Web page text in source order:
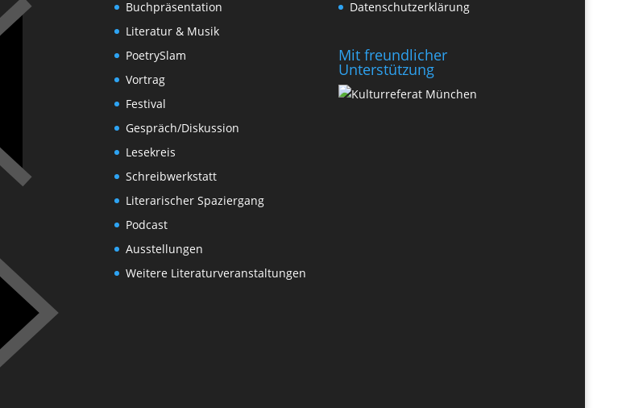
Buchpräsentation
Literatur & Musik
PoetrySlam
Vortrag
Festival
Gespräch/Diskussion
Lesekreis
Schreibwerkstatt
Literarischer Spaziergang
Podcast
Ausstellungen
Weitere Literaturveranstaltungen
Datenschutzerklärung
Mit freundlicher
Unterstützung